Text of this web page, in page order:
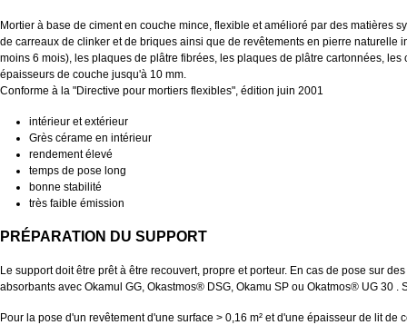
Mortier à base de ciment en couche mince, flexible et amélioré par des matières
de carreaux de clinker et de briques ainsi que de revêtements en pierre
moins 6 mois), les plaques de plâtre fibrées, les plaques de plâtre cartonnées,
épaisseurs de couche jusqu'à 10 mm.
Conforme à la "Directive pour mortiers flexibles", édition juin 2001
intérieur et extérieur
Grès cérame en intérieur
rendement élevé
temps de pose long
bonne stabilité
très faible émission
PRÉPARATION DU SUPPORT
Le support doit être prêt à être recouvert, propre et porteur. En cas de pose sur
absorbants avec Okamul GG, Okastmos® DSG, Okamu SP ou Okatmos® UG 30 .
Pour la pose d'un revêtement d'une surface > 0,16 m² et d'une épaisseur de lit